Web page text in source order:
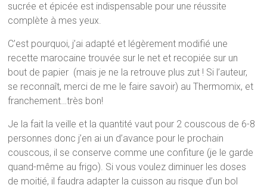
sucrée et épicée est indispensable pour une réussite
complète à mes yeux.
C’est pourquoi, j’ai adapté et légèrement modifié une
recette marocaine trouvée sur le net et recopiée sur un
bout de papier (mais je ne la retrouve plus zut ! Si l’auteur,
se reconnaît, merci de me le faire savoir) au Thermomix, et
franchement…très bon!
Je la fait la veille et la quantité vaut pour 2 couscous de 6-8
personnes donc j’en ai un d’avance pour le prochain
couscous, il se conserve comme une confiture (je le garde
quand-même au frigo). Si vous voulez diminuer les doses
de moitié, il faudra adapter la cuisson au risque d’un bol